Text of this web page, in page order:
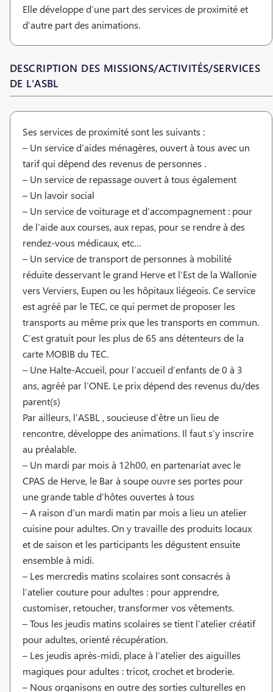
Elle développe d’une part des services de proximité et
d’autre part des animations.
DESCRIPTION DES MISSIONS/ACTIVITÉS/SERVICES
DE L'ASBL
Ses services de proximité sont les suivants :
– Un service d’aides ménagères, ouvert à tous avec un
tarif qui dépend des revenus de personnes .
– Un service de repassage ouvert à tous également
– Un lavoir social
– Un service de voiturage et d’accompagnement : pour
de l’aide aux courses, aux repas, pour se rendre à des
rendez-vous médicaux, etc…
– Un service de transport de personnes à mobilité
réduite desservant le grand Herve et l’Est de la Wallonie
vers Verviers, Eupen ou les hôpitaux liégeois. Ce service
est agréé par le TEC, ce qui permet de proposer les
transports au même prix que les transports en commun.
C’est gratuit pour les plus de 65 ans détenteurs de la
carte MOBIB du TEC.
– Une Halte-Accueil, pour l’accueil d’enfants de 0 à 3
ans, agréé par l’ONE. Le prix dépend des revenus du/des
parent(s)
Par ailleurs, l’ASBL , soucieuse d’être un lieu de
rencontre, développe des animations. Il faut s’y inscrire
au préalable.
– Un mardi par mois à 12h00, en partenariat avec le
CPAS de Herve, le Bar à soupe ouvre ses portes pour
une grande table d’hôtes ouvertes à tous
– A raison d’un mardi matin par mois a lieu un atelier
cuisine pour adultes. On y travaille des produits locaux
et de saison et les participants les dégustent ensuite
ensemble à midi.
– Les mercredis matins scolaires sont consacrés à
l’atelier couture pour adultes : pour apprendre,
customiser, retoucher, transformer vos vêtements.
– Tous les jeudis matins scolaires se tient l’atelier créatif
pour adultes, orienté récupération.
– Les jeudis après-midi, place à l’atelier des aiguilles
magiques pour adultes : tricot, crochet et broderie.
– Nous organisons en outre des sorties culturelles en